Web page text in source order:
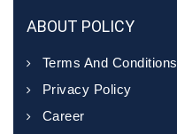
ABOUT POLICY
Terms And Conditions
Privacy Policy
Career